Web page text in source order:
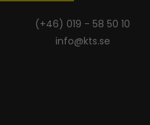
(+46) 019 - 58 50 10
info@kts.se